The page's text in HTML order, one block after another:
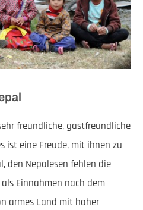
freundliche, gastfreundliche
ist eine Freude, mit ihnen zu
den Nepalesen fehlen die
Einnahmen nach dem
armes Land mit hoher